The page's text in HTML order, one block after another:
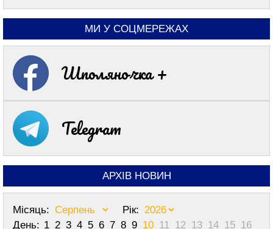
МИ У СОЦМЕРЕЖАХ
Шполяночка +
Telegram
АРХІВ НОВИН
Місяць:
Рік:
День: 1 2 3 4 5 6 7 8 9 10 11 12 13 14 15 16